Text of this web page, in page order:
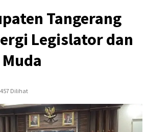
Tangerang
Legislator dan
457 Dilihat